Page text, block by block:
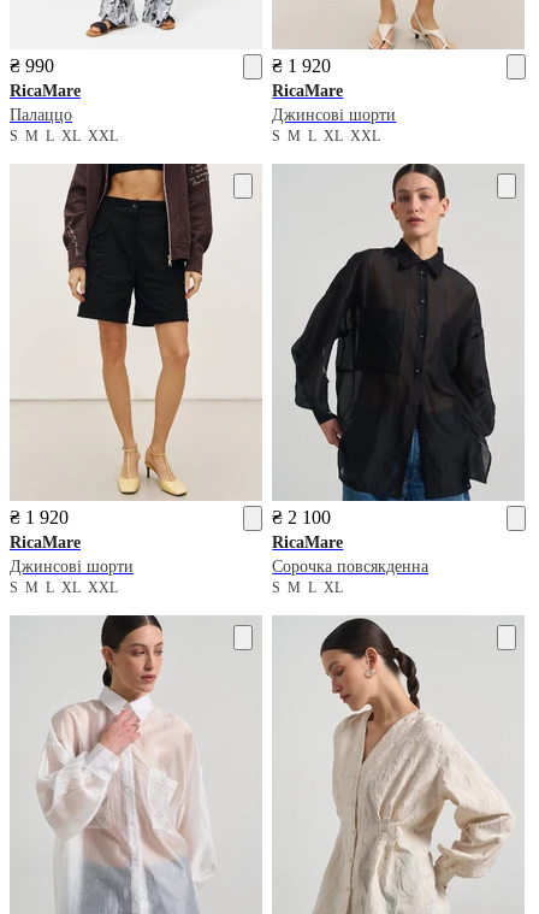
₴ 990
RicaMare
Палаццо
S M L XL XXL
₴ 1 920
RicaMare
Джинсові шорти
SMLXLXXL
₴ 1 920
RicaMare
Джинсові шорти
S M L XL XXL
₴ 2 100
RicaMare
Сорочка повсякденна
SMLXL